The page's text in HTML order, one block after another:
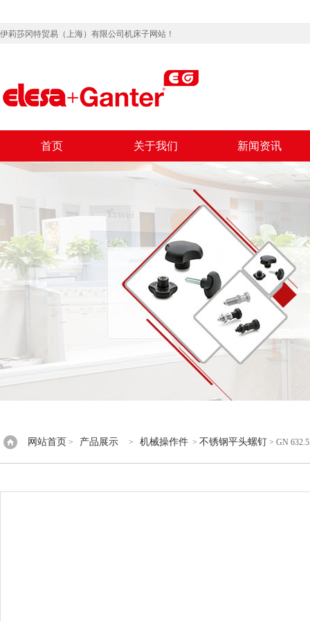
伊莉莎冈特贸易（上海）有限公司机床子网站！
首页 关于我们 新闻资讯
网站首页 > 产品展示 > 机械操作件 > 不锈钢平头螺钉 > GN